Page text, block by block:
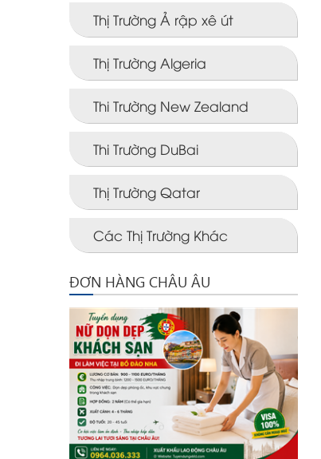
Thị Trường Ả rập xê út
Thị Trường Algeria
Thi Trường New Zealand
Thi Trường DuBai
Thị Trường Qatar
Các Thị Trường Khác
ĐƠN HÀNG CHÂU ÂU